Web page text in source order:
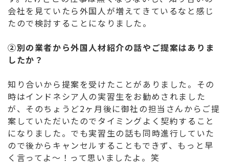
会社を見ていたら外国人が増えてきているなと感じ
たので検討することになりました。
②別の業者から外国人材紹介の話やご提案はありま
したか？
知り合いから提案を受けたことがありました。その
時はインドネシア人の実習生をお勧めされました
が、そのちょうど2ヶ月後に御社の担当さんからご提
案していただいたのでタイミングよく契約すること
になりました。でも実習生の話も同時進行していた
ので後からキャンセルすることもできず、もっと早
く言ってよ～！って思いましたよ。笑